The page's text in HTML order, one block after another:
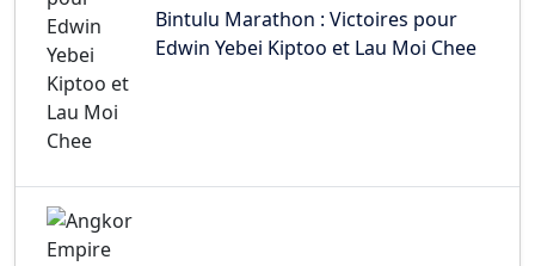
Bintulu Marathon : Victoires pour
Edwin Yebei Kiptoo et Lau Moi Chee